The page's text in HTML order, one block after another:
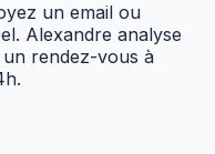
un email ou
Alexandre analyse
rendez-vous à